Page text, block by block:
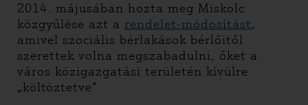
2014. májusában hozta meg Miskolc
közgyűlése azt a rendelet-módosítást,
amivel szociális bérlakások bérlőitől
szerettek volna megszabadulni, őket a
város közigazgatási területén kívülre
„költöztetve”